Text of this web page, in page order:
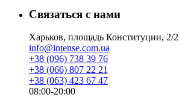
Связаться с нами
Харьков, площадь Конституции, 2/2
info@intense.com.ua
+38 (096) 738 39 76
+38 (066) 807 22 21
+38 (063) 423 67 47
08:00-20:00